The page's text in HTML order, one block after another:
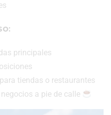
principales
tiendas o restaurantes
a pie de calle